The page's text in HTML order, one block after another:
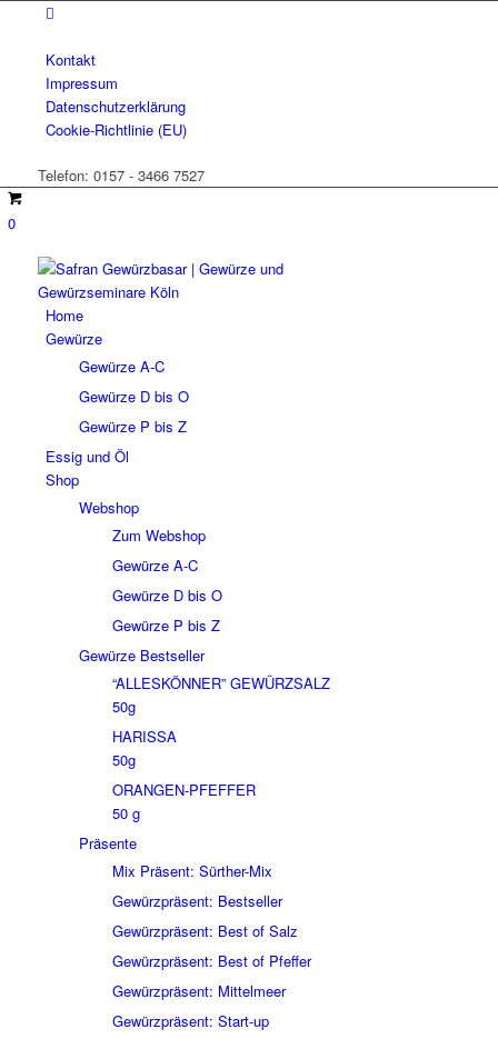
Kontakt
Impressum
Datenschutzerklärung
Cookie-Richtlinie (EU)
Telefon: 0157 - 3466 7527
0
Home
Gewürze
Gewürze A-C
Gewürze D bis O
Gewürze P bis Z
Essig und Öl
Shop
Webshop
Zum Webshop
Gewürze A-C
Gewürze D bis O
Gewürze P bis Z
Gewürze Bestseller
“ALLESKÖNNER” GEWÜRZSALZ
50g
HARISSA
50g
ORANGEN-PFEFFER
50 g
Präsente
Mix Präsent: Sürther-Mix
Gewürzpräsent: Bestseller
Gewürzpräsent: Best of Salz
Gewürzpräsent: Best of Pfeffer
Gewürzpräsent: Mittelmeer
Gewürzpräsent: Start-up